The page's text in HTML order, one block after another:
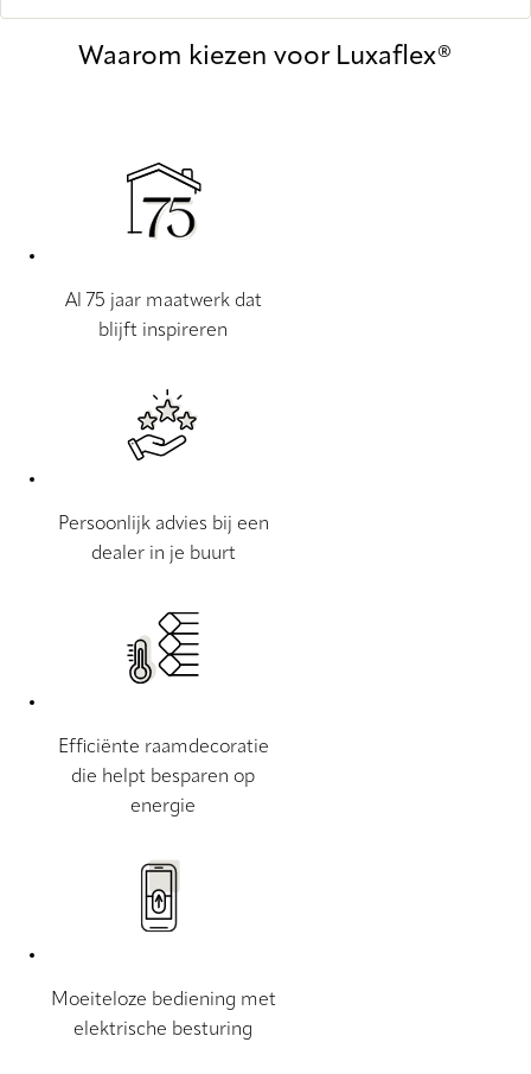
Waarom kiezen voor Luxaflex®
Al 75 jaar maatwerk dat
blijft inspireren
Persoonlijk advies bij een
dealer in je buurt
Efficiënte raamdecoratie
die helpt besparen op
energie
Moeiteloze bediening met
elektrische besturing